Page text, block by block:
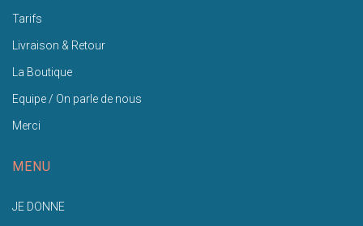
Tarifs
Livraison & Retour
La Boutique
Equipe / On parle de nous
Merci
MENU
JE DONNE